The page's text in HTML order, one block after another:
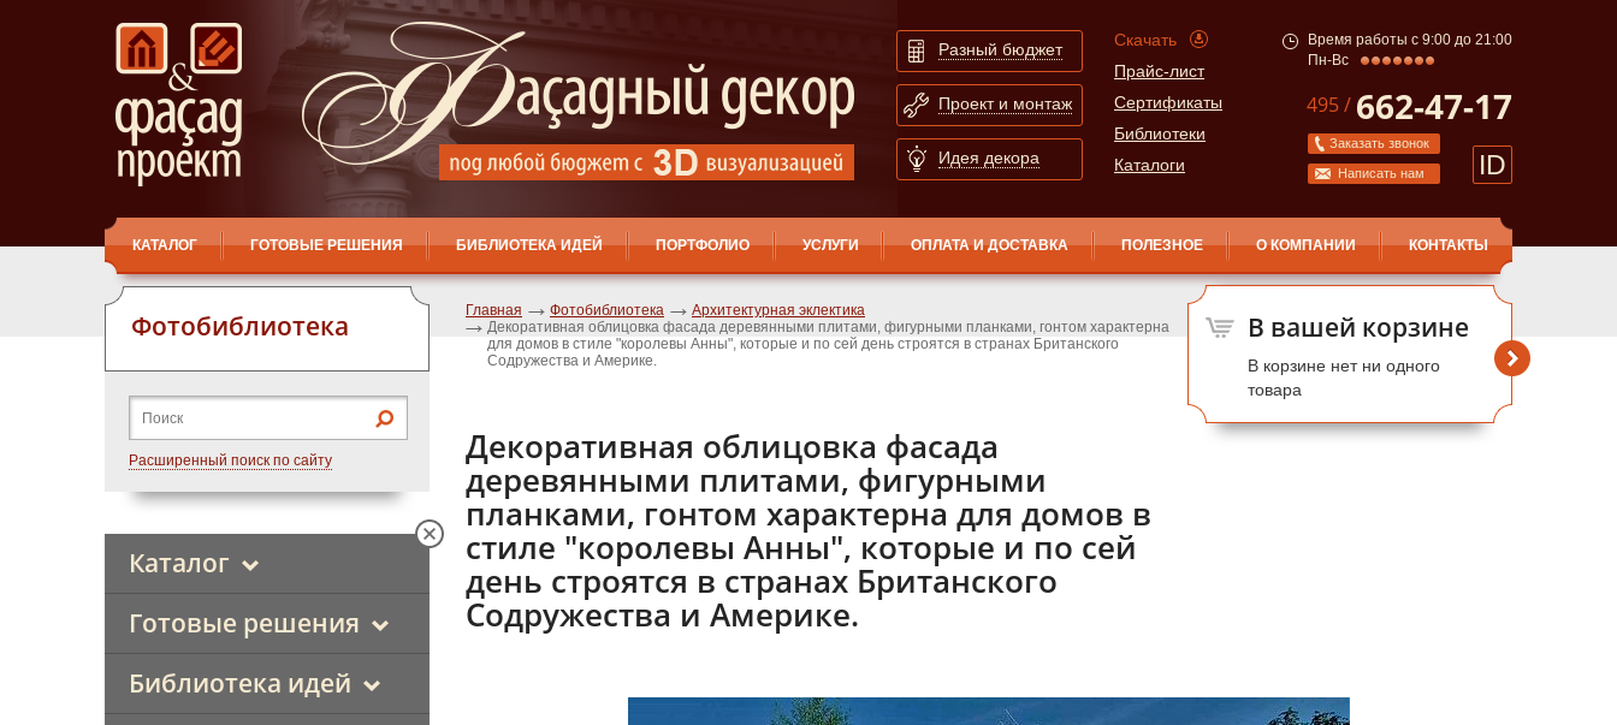
Разный бюджет
Проект и монтаж
Идея декора
Скачать
Прайс-лист
Сертификаты
Библиотеки
Каталоги
Время работы с 9:00 до 21:00
Пн-Вс
495 / 662-47-17
Заказать звонок
Написать нам ID
КАТАЛОГ ГОТОВЫЕ РЕШЕНИЯ БИБЛИОТЕКА ИДЕЙ ПОРТФОЛИО УСЛУГИ ОПЛАТА И ДОСТАВКА ПОЛЕЗНОЕ О КОМПАНИИ КОНТАКТЫ
Фотобиблиотека
Расширенный поиск по сайту
Каталог
Готовые решения
Библиотека идей
В вашей корзине
В корзине нет ни одного
товара
Главная Фотобиблиотека
Архитектурная эклектика
Декоративная облицовка фасада деревянными плитами, фигурными планками, гонтом характерна
для домов в стиле "королевы Анны", которые и по сей день строятся в странах Британского
Содружества и Америке.
Декоративная облицовка фасада
деревянными плитами, фигурными
планками, гонтом характерна для домов в
стиле "королевы Анны", которые и по сей
день строятся в странах Британского
Содружества и Америке.